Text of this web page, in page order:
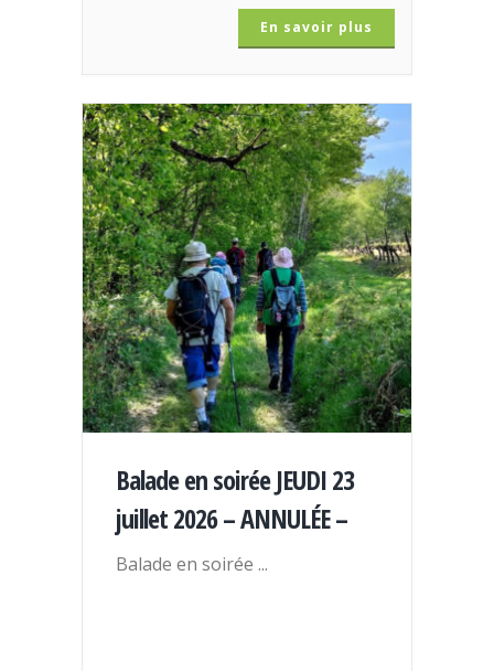
En savoir plus
Balade en soirée JEUDI 23
juillet 2026 – ANNULÉE –
Balade en soirée ...